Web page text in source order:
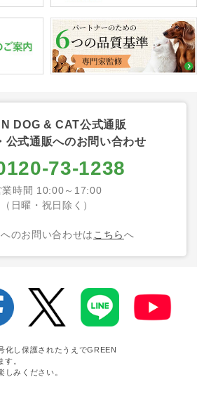
DOG & CAT公式通販
公式通販へのお問い合わせ
73-1238
業時間 10:00～17:00
（日曜・祝日除く）
のお問い合わせは こちらへ
化し保護されたうえでGREEN
す。
しみください。